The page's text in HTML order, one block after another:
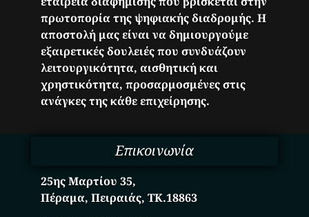
πρωτοπορία της ψηφιακής διαδρομής. Η
αποστολή μας είναι να δημιουργούμε
εξαιρετικές δουλειές που συνδυάζουν
λειτουργικότητα, αισθητική και
χρηστικότητα, προσαρμοσμένες στις
ανάγκες της κάθε επιχείρησης.
Επικοινωνία
25ης Μαρτίου 35,
Πέραμα, Πειραιάς, ΤΚ.18863